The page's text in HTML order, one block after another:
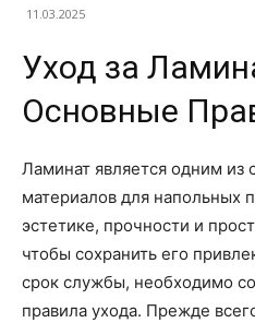
11.03.2025
Уход за
Основные
Ламинат является одним из
материалов для напольных
эстетике, прочности и
чтобы сохранить его
срок службы, необходимо
правила ухода. Прежде